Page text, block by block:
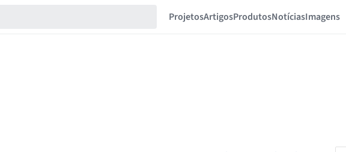
ProjetosArtigosProdutosNotíciasImagens